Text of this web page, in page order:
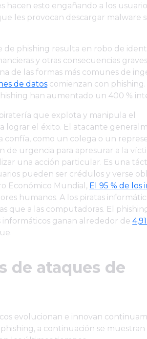
hacen esto engañando a los
les provocan descargar malware
de phishing resulta en robo de
y otras consecuencias
de las formas más comunes de
de datos comienzan con phishing.
han aumentado un 400 %
que explota y manipula el
lograr el éxito. El atacante
confía, como un colega o un
de urgencia para apresurar a la
una acción particular. Es una
pueden ser crédulos y verse
Económico Mundial, El 95 % de los
humanos. A los piratas
que a las computadoras. El
ganan alrededor de
de ataques de
evolucionan e innovan
a continuación se